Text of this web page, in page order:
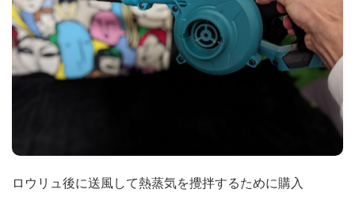
ロウリュ後に送風して熱蒸気を攪拌するために購入